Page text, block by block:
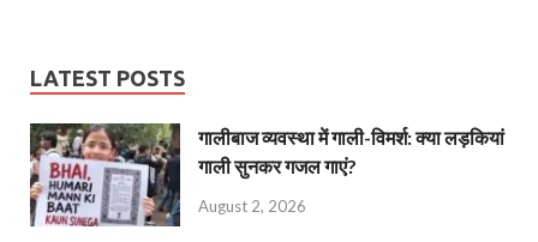
LATEST POSTS
गालीबाज व्‍यवस्‍था में गाली-विमर्श: क्या लड़कियां
गाली सुनकर गजल गाएं?
August 2, 2026